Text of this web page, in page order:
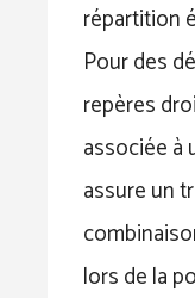
répartition
Pour des
repères
associée à
assure un
lors de la